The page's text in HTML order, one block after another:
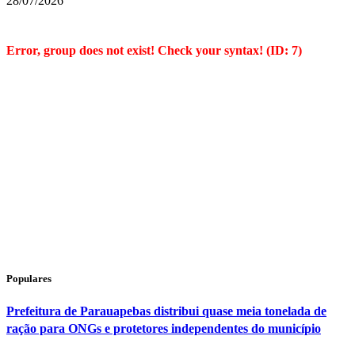
Error, group does not exist! Check your syntax! (ID: 7)
Populares
Prefeitura de Parauapebas distribui quase meia tonelada de
ração para ONGs e protetores independentes do município